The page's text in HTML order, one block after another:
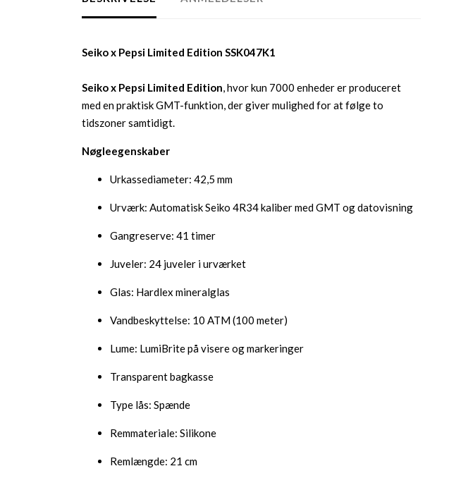
Seiko x Pepsi Limited Edition SSK047K1
Seiko x Pepsi Limited Edition, hvor kun 7000 enheder er produceret
med en praktisk GMT-funktion, der giver mulighed for at følge to
tidszoner samtidigt.
Nøgleegenskaber
Urkassediameter: 42,5 mm
Urværk: Automatisk Seiko 4R34 kaliber med GMT og datovisning
Gangreserve: 41 timer
Juveler: 24 juveler i urværket
Glas: Hardlex mineralglas
Vandbeskyttelse: 10 ATM (100 meter)
Lume: LumiBrite på visere og markeringer
Transparent bagkasse
Type lås: Spænde
Remmateriale: Silikone
Remlængde: 21 cm